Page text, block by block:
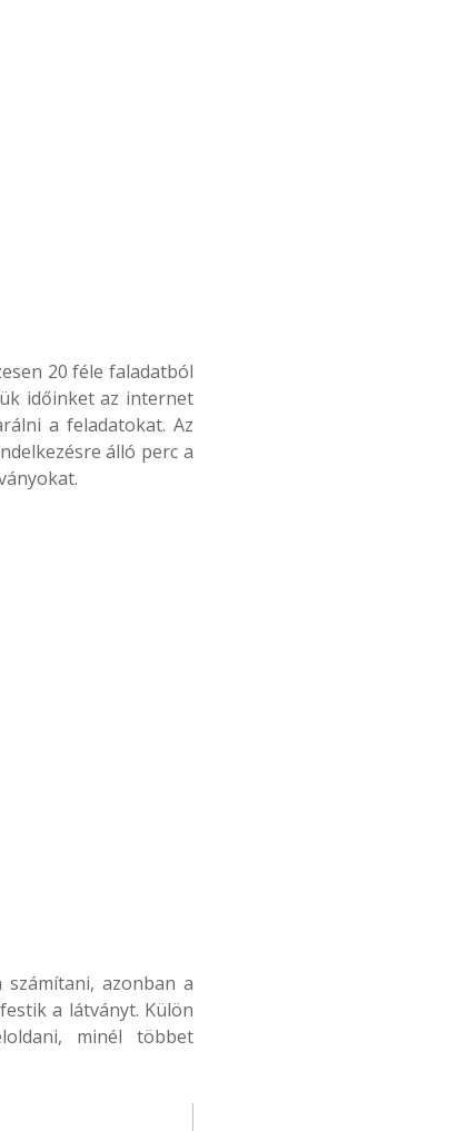
20 féle faladatból
időinket az internet
a feladatokat. Az
álló perc a
azonban a
a látványt. Külön
minél többet